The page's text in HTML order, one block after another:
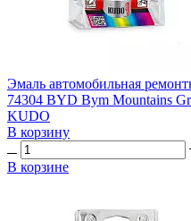
Эмаль автомобильная
74304 BYD Bym Mountains
KUDO
В корзину
В корзине